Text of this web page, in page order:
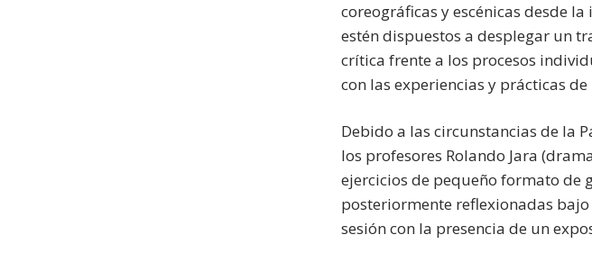
coreográficas y escénicas desde
estén dispuestos a desplegar un
crítica frente a los procesos
con las experiencias y prácticas
Debido a las circunstancias de la
los profesores Rolando Jara
ejercicios de pequeño formato de
posteriormente reflexionadas
sesión con la presencia de un